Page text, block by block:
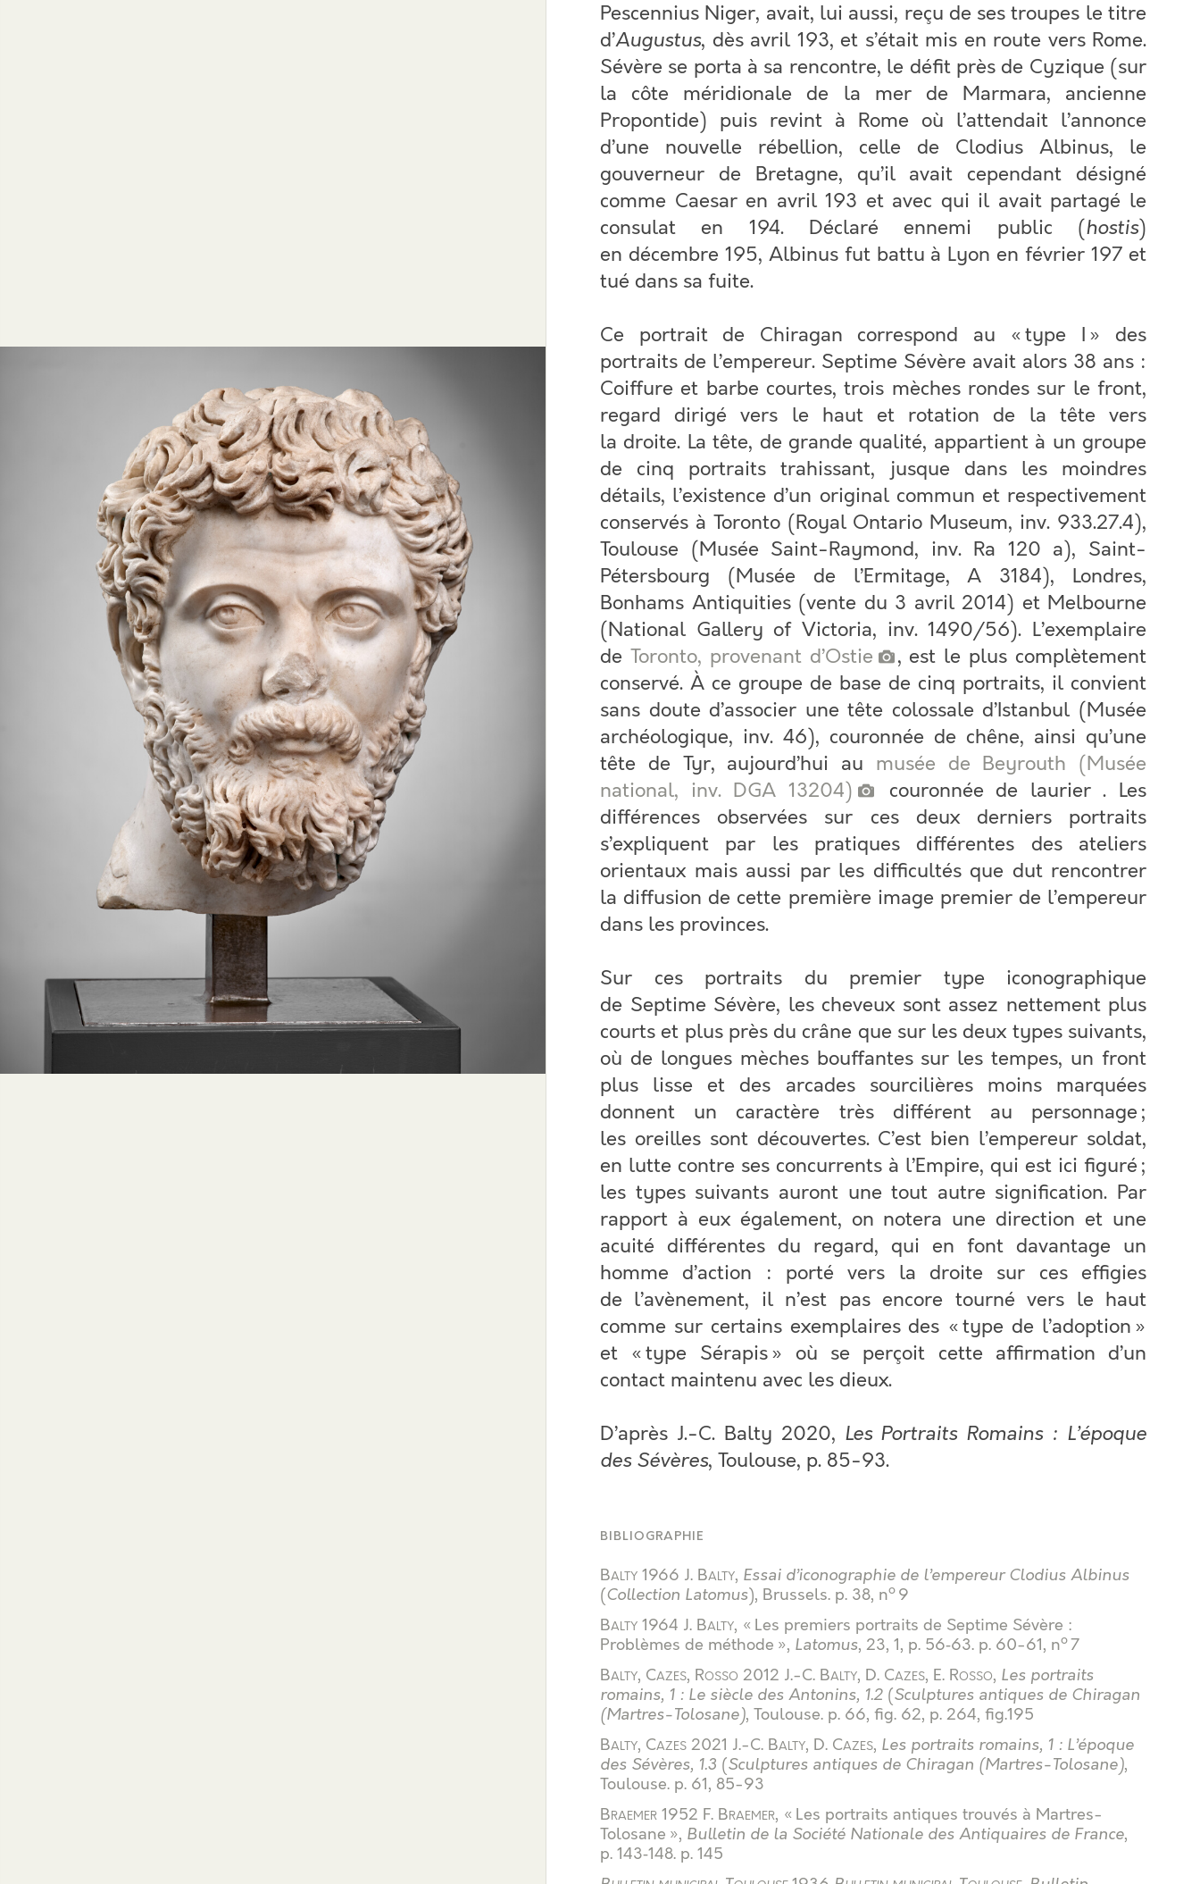
Pescennius Niger, avait, lui aussi, reçu de ses troupes le titre
d’Augustus, dès avril 193, et s’était mis en route vers Rome.
Sévère se porta à sa rencontre, le défit près de Cyzique (sur
la côte méridionale de la mer de Marmara, ancienne
Propontide) puis revint à Rome où l’attendait l’annonce
d’une nouvelle rébellion, celle de Clodius Albinus, le
gouverneur de Bretagne, qu’il avait cependant désigné
comme Caesar en avril 193 et avec qui il avait partagé le
consulat en 194. Déclaré ennemi public (hostis)
en décembre 195, Albinus fut battu à Lyon en février 197 et
tué dans sa fuite.
Ce portrait de Chiragan correspond au « type I » des
portraits de l’empereur. Septime Sévère avait alors 38 ans :
Coiffure et barbe courtes, trois mèches rondes sur le front,
regard dirigé vers le haut et rotation de la tête vers
la droite. La tête, de grande qualité, appartient à un groupe
de cinq portraits trahissant, jusque dans les moindres
détails, l’existence d’un original commun et respectivement
conservés à Toronto (Royal Ontario Museum, inv. 933.27.4),
Toulouse (Musée Saint-Raymond, inv. Ra 120 a), Saint-
Pétersbourg (Musée de l’Ermitage, A 3184), Londres,
Bonhams Antiquities (vente du 3 avril 2014) et Melbourne
(National Gallery of Victoria, inv. 1490/56). L’exemplaire
de Toronto, provenant d’Ostie
, est le plus complètement
conservé. À ce groupe de base de cinq portraits, il convient
sans doute d’associer une tête colossale d’Istanbul (Musée
archéologique, inv. 46), couronnée de chêne, ainsi qu’une
tête de Tyr, aujourd’hui au musée de Beyrouth (Musée
national, inv. DGA 13204)
couronnée de laurier . Les
différences observées sur ces deux derniers portraits
s’expliquent par les pratiques différentes des ateliers
orientaux mais aussi par les difficultés que dut rencontrer
la diffusion de cette première image premier de l’empereur
dans les provinces.
Sur ces portraits du premier type iconographique
de Septime Sévère, les cheveux sont assez nettement plus
courts et plus près du crâne que sur les deux types suivants,
où de longues mèches bouffantes sur les tempes, un front
plus lisse et des arcades sourcilières moins marquées
donnent un caractère très différent au personnage ;
les oreilles sont découvertes. C’est bien l’empereur soldat,
en lutte contre ses concurrents à l’Empire, qui est ici figuré ;
les types suivants auront une tout autre signification. Par
rapport à eux également, on notera une direction et une
acuité différentes du regard, qui en font davantage un
homme d’action : porté vers la droite sur ces effigies
de l’avènement, il n’est pas encore tourné vers le haut
comme sur certains exemplaires des « type de l’adoption »
et « type Sérapis » où se perçoit cette affirmation d’un
contact maintenu avec les dieux.
D’après J.-C. Balty 2020, Les Portraits Romains : L’époque
des Sévères, Toulouse, p. 85-93.
BIBLIOGRAPHIE
Balty 1966 J. Balty, Essai d’iconographie de l’empereur Clodius Albinus
(Collection Latomus), Brussels. p. 38, no 9
Balty 1964 J. Balty, « Les premiers portraits de Septime Sévère :
Problèmes de méthode », Latomus, 23, 1, p. 56‑63. p. 60-61, no7
Balty, Cazes, Rosso 2012 J.-C. Balty, D. Cazes, E. Rosso, Les portraits
romains, 1 : Le siècle des Antonins, 1.2 (Sculptures antiques de Chiragan
(Martres-Tolosane), Toulouse. p. 66, fig. 62, p. 264, fig.195
Balty, Cazes 2021 J.-C. Balty, D. Cazes, Les portraits romains, 1 : L’époque
des Sévères, 1.3 (Sculptures antiques de Chiragan (Martres-Tolosane),
Toulouse. p. 61, 85-93
Braemer 1952 F. Braemer, « Les portraits antiques trouvés à Martres-
Tolosane », Bulletin de la Société Nationale des Antiquaires de France,
p. 143‑148. p. 145